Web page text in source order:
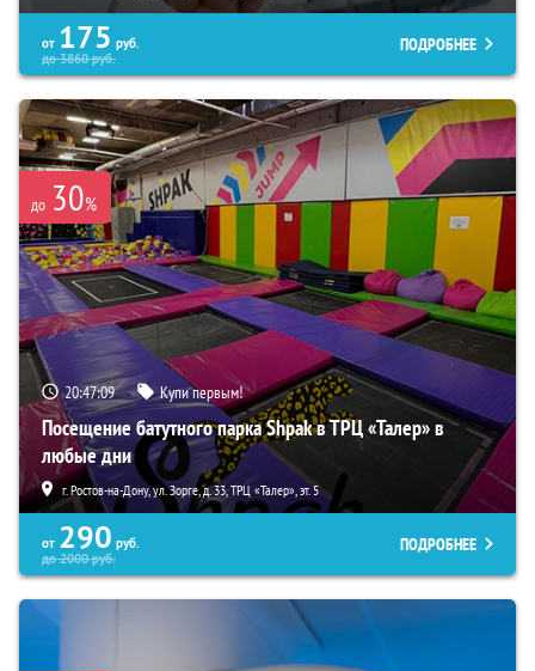
от 175 руб.
до3860руб.
ПОДРОБНЕЕ
до 30%
20:47:07 Купи первым!
Посещение батутного парка Shpak в ТРЦ «Талер» в
любые дни
г. Ростов-на-Дону, ул. Зорге, д. 33, ТРЦ «Талер», эт. 5
от 290 руб.
до2000руб.
ПОДРОБНЕЕ